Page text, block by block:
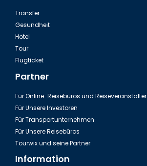
Transfer
Gesundheit
Hotel
Tour
Flugticket
Partner
Für Online-Reisebüros und Reiseveranstalter
Für Unsere Investoren
Für Transportunternehmen
Für Unsere Reisebüros
Tourwix und seine Partner
Information